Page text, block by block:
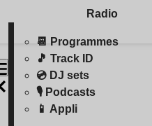
Radio
📆 Programmes
🎵 Track ID
💿 DJ sets
🎙️ Podcasts
📱 Appli